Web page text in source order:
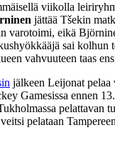
viikolla
jättää Tšekin
varotoimi, eikä
sai kolhun
vahvuuteen taas
jälkeen Leijonat pelaa
Gamesissa ennen
pelattavan
pelataan